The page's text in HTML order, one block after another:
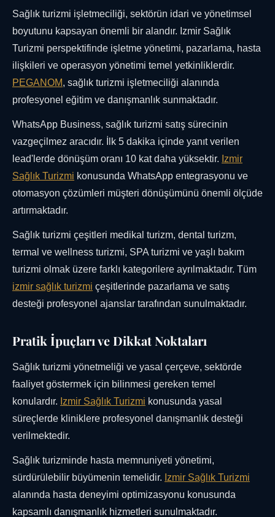
Sağlık turizmi işletmeciliği, sektörün idari ve yönetimsel
boyutunu kapsayan önemli bir alandır. Izmir Sağlık
Turizmi perspektifinde işletme yönetimi, pazarlama, hasta
ilişkileri ve operasyon yönetimi temel yetkinliklerdir.
PEGANOM, sağlık turizmi işletmeciliği alanında
profesyonel eğitim ve danışmanlık sunmaktadır.
WhatsApp Business, sağlık turizmi satış sürecinin
vazgeçilmez aracıdır. İlk 5 dakika içinde yanıt verilen
lead'lerde dönüşüm oranı 10 kat daha yüksektir. Izmir
Sağlık Turizmi konusunda WhatsApp entegrasyonu ve
otomasyon çözümleri müşteri dönüşümünü önemli ölçüde
artırmaktadır.
Sağlık turizmi çeşitleri medikal turizm, dental turizm,
termal ve wellness turizmi, SPA turizmi ve yaşlı bakım
turizmi olmak üzere farklı kategorilere ayrılmaktadır. Tüm
izmir sağlık turizmi çeşitlerinde pazarlama ve satış
desteği profesyonel ajanslar tarafından sunulmaktadır.
Pratik İpuçları ve Dikkat Noktaları
Sağlık turizmi yönetmeliği ve yasal çerçeve, sektörde
faaliyet göstermek için bilinmesi gereken temel
konulardır. Izmir Sağlık Turizmi konusunda yasal
süreçlerde kliniklere profesyonel danışmanlık desteği
verilmektedir.
Sağlık turizminde hasta memnuniyeti yönetimi,
sürdürülebilir büyümenin temelidir. Izmir Sağlık Turizmi
alanında hasta deneyimi optimizasyonu konusunda
kapsamlı danışmanlık hizmetleri sunulmaktadır.